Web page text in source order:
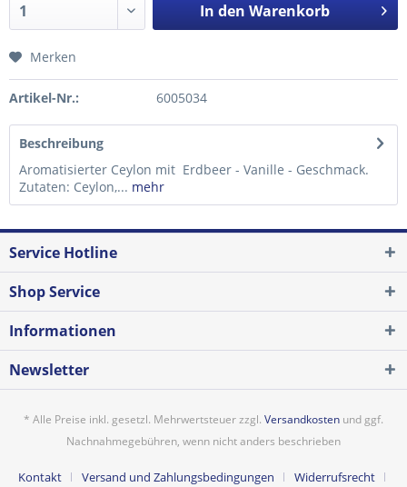
In den Warenkorb
Merken
Artikel-Nr.: 6005034
Beschreibung
Aromatisierter Ceylon mit Erdbeer - Vanille - Geschmack.
Zutaten: Ceylon,... mehr
Service Hotline
Shop Service
Informationen
Newsletter
* Alle Preise inkl. gesetzl. Mehrwertsteuer zzgl. Versandkosten und ggf.
Nachnahmegebühren, wenn nicht anders beschrieben
Kontakt Versand und Zahlungsbedingungen Widerrufsrecht